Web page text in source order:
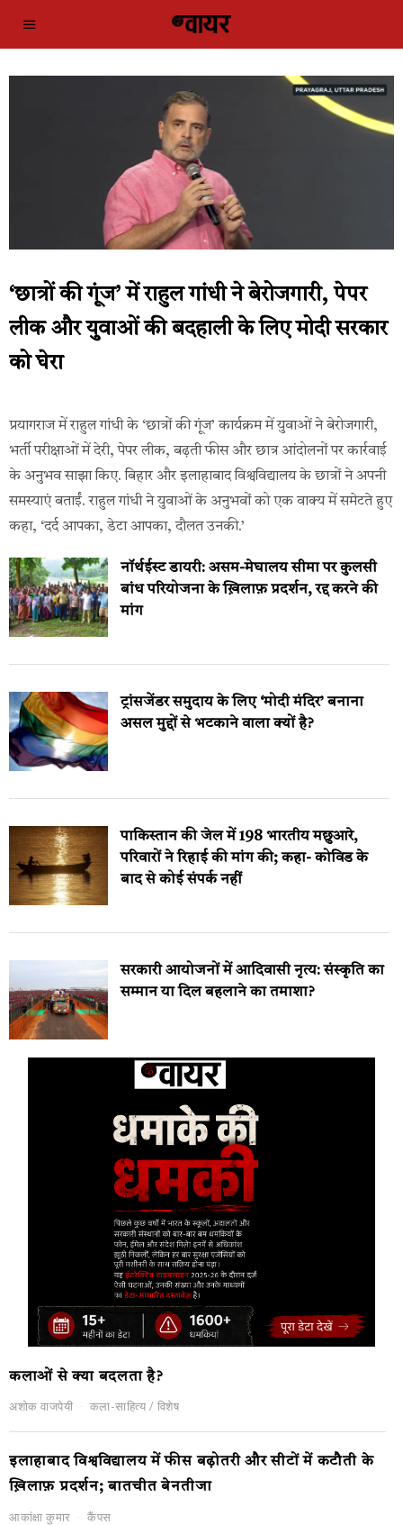
‘छात्रों की गूंज’ में राहुल गांधी ने बेरोजगारी, पेपर
लीक और युवाओं की बदहाली के लिए मोदी सरकार
को घेरा
प्रयागराज में राहुल गांधी के ‘छात्रों की गूंज’ कार्यक्रम में युवाओं ने बेरोजगारी,
भर्ती परीक्षाओं में देरी, पेपर लीक, बढ़ती फीस और छात्र आंदोलनों पर कार्रवाई
के अनुभव साझा किए. बिहार और इलाहाबाद विश्वविद्यालय के छात्रों ने अपनी
समस्याएं बताईं. राहुल गांधी ने युवाओं के अनुभवों को एक वाक्य में समेटते हुए
कहा, ‘दर्द आपका, डेटा आपका, दौलत उनकी.’
नॉर्थईस्ट डायरी: असम-मेघालय सीमा पर कुलसी
बांध परियोजना के ख़िलाफ़ प्रदर्शन, रद्द करने की
मांग
ट्रांसजेंडर समुदाय के लिए ‘मोदी मंदिर’ बनाना
असल मुद्दों से भटकाने वाला क्यों है?
पाकिस्तान की जेल में 198 भारतीय मछुआरे,
परिवारों ने रिहाई की मांग की; कहा- कोविड के
बाद से कोई संपर्क नहीं
सरकारी आयोजनों में आदिवासी नृत्य: संस्कृति का
सम्मान या दिल बहलाने का तमाशा?
कलाओं से क्या बदलता है?
अशोक वाजपेयी कला-साहित्य / विशेष
इलाहाबाद विश्वविद्यालय में फीस बढ़ोतरी और सीटों में कटौती के
ख़िलाफ़ प्रदर्शन; बातचीत बेनतीजा
आकांक्षा कुमार कैंपस